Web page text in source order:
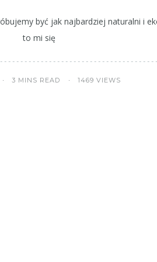
być jak najbardziej naturalni i
to mi się
3 MINS READ 1469 VIEWS